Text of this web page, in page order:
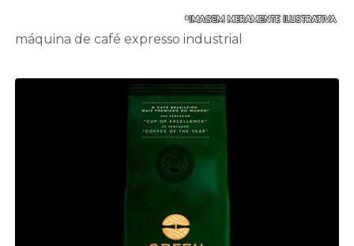
máquina de café expresso industrial